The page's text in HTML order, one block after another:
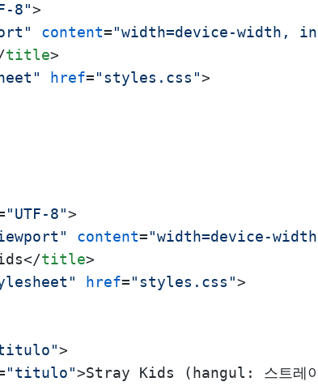
8">
content="width=device-width,
title>
href="styles.css">
"UTF-8">
content="width=device-
</title>
href="styles.css">
>
"titulo">Stray Kids (hangul: 스트